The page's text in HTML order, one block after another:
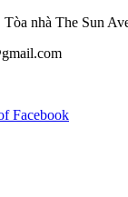
Tòa nhà The Sun